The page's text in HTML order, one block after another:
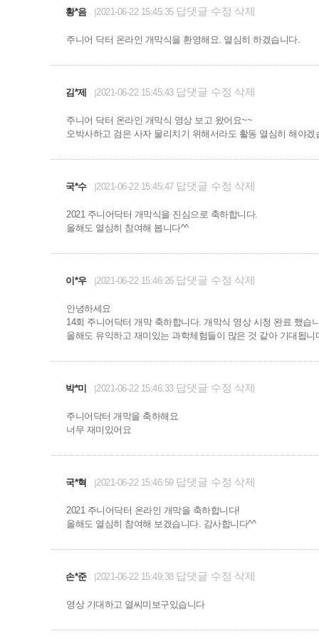
황*음 2021-06-22 15:45:35 답댓글 수정 삭제
주니어 닥터 온라인 개막식을 환영해요. 열심히 하겠습니다.
김*제 2021-06-22 15:45:43 답댓글 수정 삭제
주니어 닥터 온라인 개막식 영상 보고 왔어요~~
오박사하고 검은 사자 물리치기 위해서라도 활동 열심히 해야겠
국*수 2021-06-22 15:45:47 답댓글 수정 삭제
2021 주니어닥터 개막식을 진심으로 축하합니다.
올해도 열심히 참여해 봅니다^^
이*우 2021-06-22 15:46:26 답댓글 수정 삭제
안녕하세요
14회 주니어닥터 개막 축하합니다. 개막식 영상 시청 완료 했습
올해도 유익하고 재미있는 과학체험들이 많은 것 같아 기대됩니
박*미 2021-06-22 15:46:33 답댓글 수정 삭제
주니어닥터 개막을 축하해요
너무 재미있어요
국*혁 2021-06-22 15:46:59 답댓글 수정 삭제
2021 주니어닥터 온라인 개막을 축하합니다!
올해도 열심히 참여해 보겠습니다. 감사합니다^^
손*준 2021-06-22 15:49:38 답댓글 수정 삭제
영상 기대하고 열씨미보구있습니다